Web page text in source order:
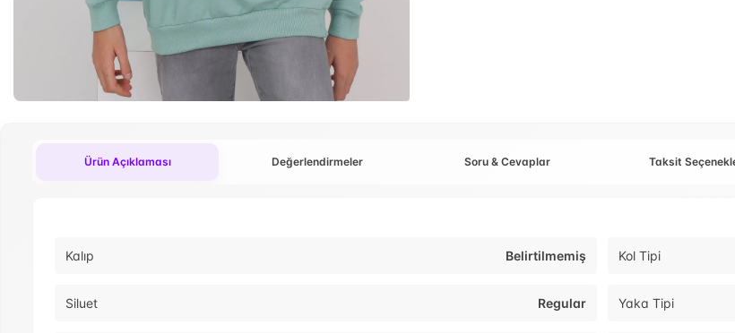
Ürün Açıklaması Değerlendirmeler Soru & Cevaplar Taksit
Kalıp Belirtilmemiş Kol Tipi
Siluet Regular Yaka Tipi